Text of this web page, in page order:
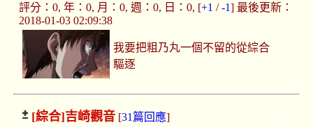
評分：0, 年：0, 月：0, 週：0, 日：0, [+1 /-1] 最後更新：
2018-01-03 02:09:38
我要把粗乃丸一個不留的從綜合
驅逐
[綜合]吉崎觀音[31篇回應]